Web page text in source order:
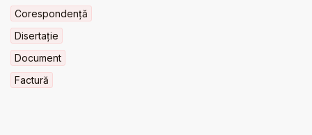
Corespondență
Disertație
Document
Factură